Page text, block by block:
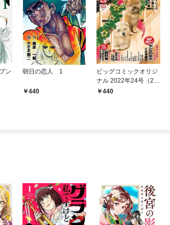
ン
朝日の恋人 1
440
ビッグコミックオリジ
ナル 2022年24号（20
22年12月5日発売)
440